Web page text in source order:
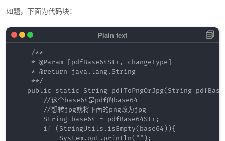
如题，下面为代码块：
    /**
    * @Param [pdfBase64Str, changeType]
    * @return java.lang.String
    **/
public static String pdfToPngOrJpg(String
       //这个base64是pdf的base64
       //想转jpg就将下面的png改为jpg
       String base64 = pdfBase64Str;
       if (StringUtils.isEmpty(base64)){
           System.out.println("");